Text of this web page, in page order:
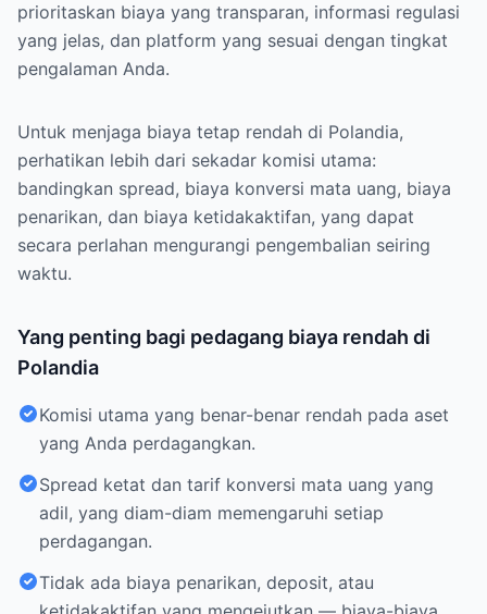
prioritaskan biaya yang transparan, informasi regulasi
yang jelas, dan platform yang sesuai dengan tingkat
pengalaman Anda.
Untuk menjaga biaya tetap rendah di Polandia,
perhatikan lebih dari sekadar komisi utama:
bandingkan spread, biaya konversi mata uang, biaya
penarikan, dan biaya ketidakaktifan, yang dapat
secara perlahan mengurangi pengembalian seiring
waktu.
Yang penting bagi pedagang biaya rendah di
Polandia
Komisi utama yang benar-benar rendah pada aset
yang Anda perdagangkan.
Spread ketat dan tarif konversi mata uang yang
adil, yang diam-diam memengaruhi setiap
perdagangan.
Tidak ada biaya penarikan, deposit, atau